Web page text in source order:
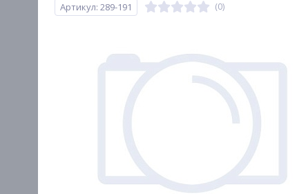
Артикул: 289-191 (0)